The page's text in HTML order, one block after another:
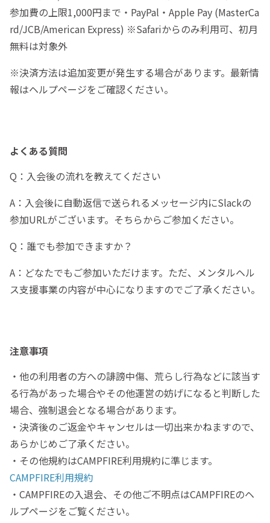
参加費の上限1,000円まで・PayPal・Apple Pay (MasterCa
rd/JCB/American Express) ※Safariからのみ利用可、初月
無料は対象外
※決済方法は追加変更が発生する場合があります。最新情
報はヘルプページをご確認ください。
よくある質問
Q：入会後の流れを教えてください
A：入会後に自動返信で送られるメッセージ内にSlackの
参加URLがございます。そちらからご参加ください。
Q：誰でも参加できますか？
A：どなたでもご参加いただけます。ただ、メンタルヘル
ス支援事業の内容が中心になりますのでご了承ください。
注意事項
・他の利用者の方への誹謗中傷、荒らし行為などに該当す
る行為があった場合やその他運営の妨げになると判断した
場合、強制退会となる場合があります。
・決済後のご返金やキャンセルは一切出来かねますので、
あらかじめご了承ください。
・その他規約はCAMPFIRE利用規約に準じます。
CAMPFIRE利用規約
・CAMPFIREの入退会、その他ご不明点はCAMPFIREのヘ
ルプページをご覧ください。